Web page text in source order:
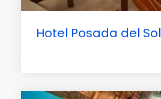
Hotel Posada del Sol